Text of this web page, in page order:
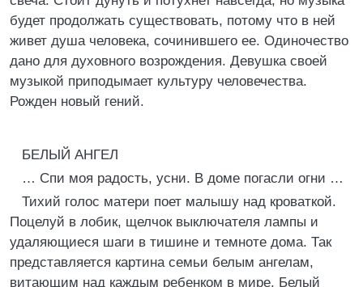
будет продолжать существовать, потому что в ней
живет душа человека, сочинившего ее. Одиночество
дано для духовного возрождения. Девушка своей
музыкой приподымает культуру человечества.
Рожден новый гений.
БЕЛЫЙ АНГЕЛ
… Спи моя радость, усни. В доме погасли огни …
Тихий голос матери поет малышу над кроваткой.
Поцелуй в лобик, щелчок выключателя лампы и
удаляющиеся шаги в тишине и темноте дома. Так
представляется картина семьи белым ангелам,
витающим над каждым ребенком в мире. Белый